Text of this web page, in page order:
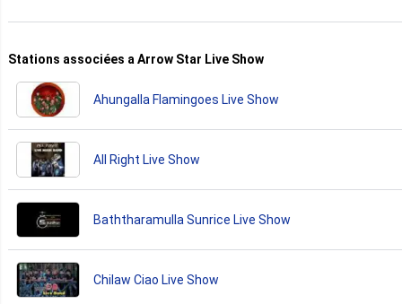
Stations associées a Arrow Star Live Show
Ahungalla Flamingoes Live Show
All Right Live Show
Baththaramulla Sunrice Live Show
Chilaw Ciao Live Show